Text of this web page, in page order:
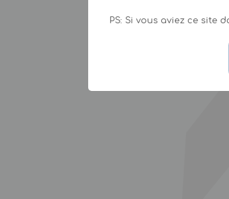
PS: Si vous aviez ce site